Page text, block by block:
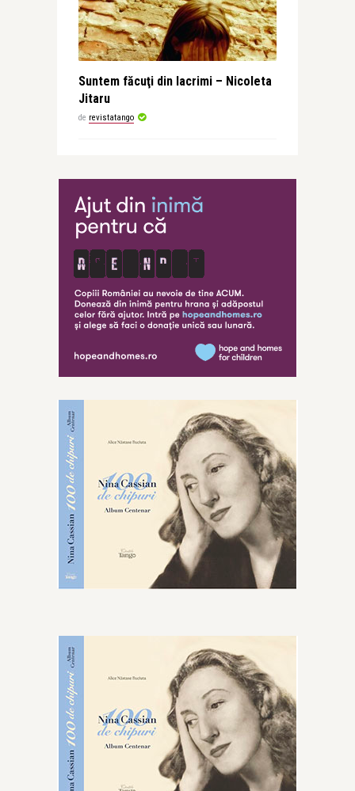
Suntem făcuţi din lacrimi – Nicoleta
Jitaru
de revistatango